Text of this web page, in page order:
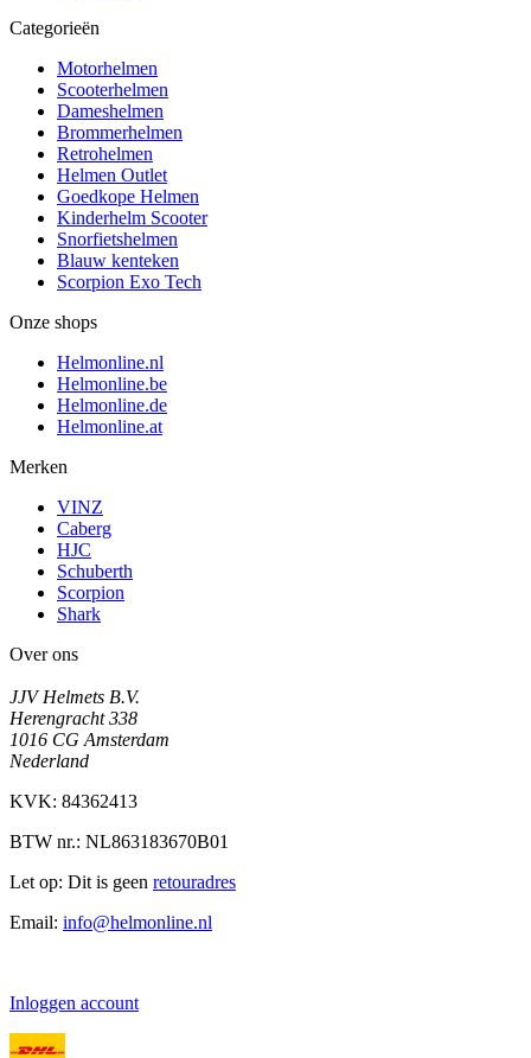
Categorieën
Motorhelmen
Scooterhelmen
Dameshelmen
Brommerhelmen
Retrohelmen
Helmen Outlet
Goedkope Helmen
Kinderhelm Scooter
Snorfietshelmen
Blauw kenteken
Scorpion Exo Tech
Onze shops
Helmonline.nl
Helmonline.be
Helmonline.de
Helmonline.at
Merken
VINZ
Caberg
HJC
Schuberth
Scorpion
Shark
Over ons
JJV Helmets B.V.
Herengracht 338
1016 CG Amsterdam
Nederland
KVK: 84362413
BTW nr.: NL863183670B01
Let op: Dit is geen retouradres
Email: info@helmonline.nl
Inloggen account